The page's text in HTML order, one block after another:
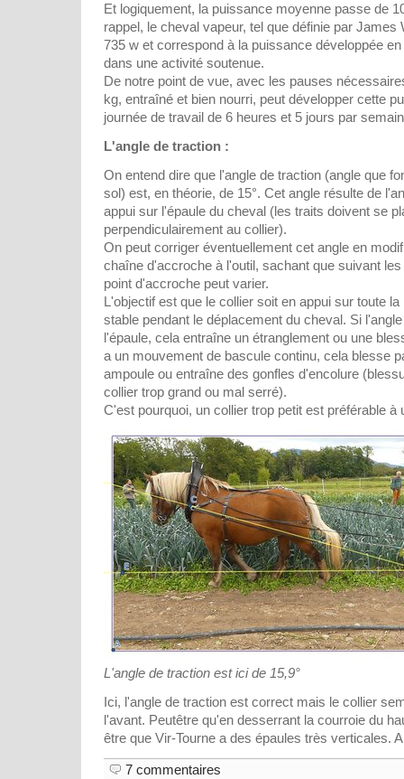
Et logiquement, la puissance moyenne passe de
rappel, le cheval vapeur, tel que définie par James
735 w et correspond à la puissance développée
dans une activité soutenue.
De notre point de vue, avec les pauses
kg, entraîné et bien nourri, peut développer cette
journée de travail de 6 heures et 5 jours par
L'angle de traction :
On entend dire que l'angle de traction (angle que
sol) est, en théorie, de 15°. Cet angle résulte de
appui sur l'épaule du cheval (les traits doivent se
perpendiculairement au collier).
On peut corriger éventuellement cet angle en
chaîne d'accroche à l'outil, sachant que suivant
point d'accroche peut varier.
L'objectif est que le collier soit en appui sur toute
stable pendant le déplacement du cheval. Si
l'épaule, cela entraîne un étranglement ou une
a un mouvement de bascule continu, cela blesse
ampoule ou entraîne des gonfles d'encolure
collier trop grand ou mal serré).
C'est pourquoi, un collier trop petit est préférable à
L'angle de traction est ici de 15,9°
Ici, l'angle de traction est correct mais le collier
l'avant. Peutêtre qu'en desserrant la courroie du
être que Vir-Tourne a des épaules très verticales.
7 commentaires